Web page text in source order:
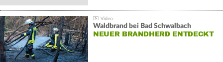
Waldbrand bei Bad Schwalbach
NEUER BRANDHERD ENTDECKT